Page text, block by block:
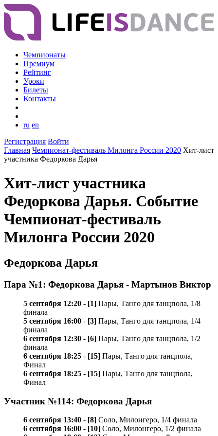
Чемпионаты
Премиум
Рейтинг
Уроки
Билеты
Контакты
ru en
Регистрация Войти
Главная Чемпионат-фестиваль Милонга России 2020 Хит-лист
участника Федоркова Дарья
Хит-лист участника
Федоркова Дарья. Событие
Чемпионат-фестиваль
Милонга России 2020
Федоркова Дарья
Пара №1: Федоркова Дарья - Мартынов Виктор
5 сентября 12:20 - [1] Пары, Танго для танцпола, 1/8
финала
5 сентября 16:00 - [3] Пары, Танго для танцпола, 1/4
финала
6 сентября 12:30 - [6] Пары, Танго для танцпола, 1/2
финала
6 сентября 18:25 - [15] Пары, Танго для танцпола,
Финал
6 сентября 18:25 - [15] Пары, Танго для танцпола,
Финал
Участник №114: Федоркова Дарья
6 сентября 13:40 - [8] Соло, Милонгеро, 1/4 финала
6 сентября 16:00 - [10] Соло, Милонгеро, 1/2 финала